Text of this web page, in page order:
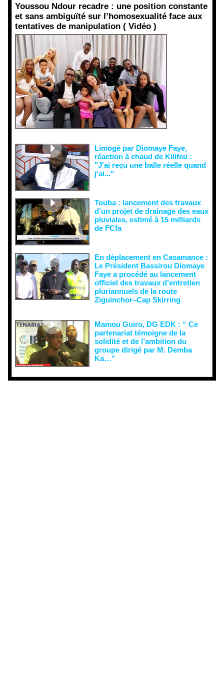
Youssou Ndour recadre : une position constante
et sans ambiguïté sur l’homosexualité face aux
tentatives de manipulation ( Vidéo )
Limogé par Diomaye Faye,
réaction à chaud de Kilifeu :
"J'ai reçu une balle réelle quand
j'ai..."
Touba : lancement des travaux
d’un projet de drainage des eaux
pluviales, estimé à 15 milliards
de FCfa ‎
En déplacement en Casamance :
Le Président Bassirou Diomaye
Faye a procédé au lancement
officiel des travaux d’entretien
pluriannuels de la route
Ziguinchor–Cap Skirring
Mamou Guiro, DG EDK : “ Ce
partenariat témoigne de la
solidité et de l’ambition du
groupe dirigé par M. Demba
Ka…”